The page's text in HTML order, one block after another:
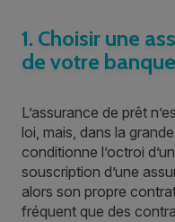
1. Choisir une
de votre banque
L’assurance de prêt
loi, mais, dans la
conditionne l’octroi
souscription d’une
alors son propre
fréquent que des